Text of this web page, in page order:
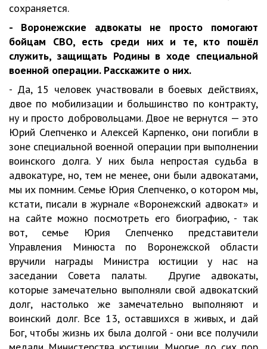
сохраняется.
- Воронежские адвокаты не просто помогают
бойцам СВО, есть среди них и те, кто пошёл
служить, защищать Родины в ходе специальной
военной операции. Расскажите о них.
- Да, 15 человек участвовали в боевых действиях,
двое по мобилизации и большинство по контракту,
ну и просто добровольцами. Двое не вернутся — это
Юрий Слепченко и Алексей Карпенко, они погибли в
зоне специальной военной операции при выполнении
воинского долга. У них была непростая судьба в
адвокатуре, но, тем не менее, они были адвокатами,
мы их помним. Семье Юрия Слепченко, о котором мы,
кстати, писали в журнале «Воронежский адвокат» и
на сайте можно посмотреть его биографию, - так
вот, семье Юрия Слепченко представители
Управления Минюста по Воронежской области
вручили награды Министра юстиции у нас на
заседании Совета палаты. Другие адвокаты,
которые замечательно выполняли свой адвокатский
долг, настолько же замечательно выполняют и
воинский долг. Все 13, оставшихся в живых, и дай
Бог, чтобы жизнь их была долгой - они все получили